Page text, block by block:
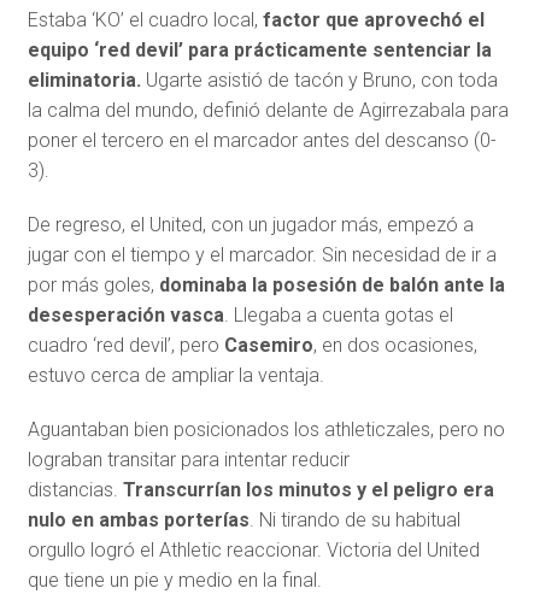
Estaba ‘KO’ el cuadro local, factor que aprovechó el
equipo ‘red devil’ para prácticamente sentenciar la
eliminatoria. Ugarte asistió de tacón y Bruno, con toda
la calma del mundo, definió delante de Agirrezabala para
poner el tercero en el marcador antes del descanso (0-
3).
De regreso, el United, con un jugador más, empezó a
jugar con el tiempo y el marcador. Sin necesidad de ir a
por más goles, dominaba la posesión de balón ante la
desesperación vasca. Llegaba a cuenta gotas el
cuadro ‘red devil’, pero Casemiro, en dos ocasiones,
estuvo cerca de ampliar la ventaja.
Aguantaban bien posicionados los athleticzales, pero no
lograban transitar para intentar reducir
distancias. Transcurrían los minutos y el peligro era
nulo en ambas porterías. Ni tirando de su habitual
orgullo logró el Athletic reaccionar. Victoria del United
que tiene un pie y medio en la final.